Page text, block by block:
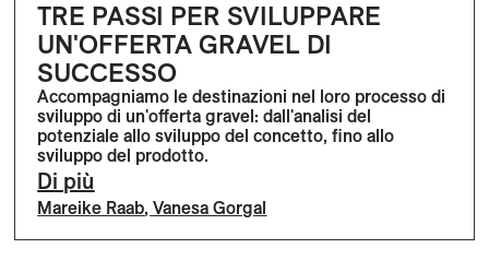
TRE PASSI PER SVILUPPARE
UN'OFFERTA GRAVEL DI
SUCCESSO
Accompagniamo le destinazioni nel loro processo di
sviluppo di un'offerta gravel: dall'analisi del
potenziale allo sviluppo del concetto, fino allo
sviluppo del prodotto.
Di più
Mareike Raab,Vanesa Gorgal